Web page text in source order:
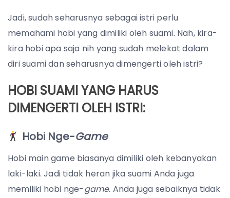
Jadi, sudah seharusnya sebagai istri perlu
memahami hobi yang dimiliki oleh suami. Nah, kira-
kira hobi apa saja nih yang sudah melekat dalam
diri suami dan seharusnya dimengerti oleh istri?
HOBI SUAMI YANG HARUS
DIMENGERTI OLEH ISTRI:
Hobi Nge-Game
Hobi main game biasanya dimiliki oleh kebanyakan
laki-laki. Jadi tidak heran jika suami Anda juga
memiliki hobi nge-game. Anda juga sebaiknya tidak